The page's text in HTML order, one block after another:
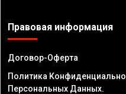
Правовая информация
Договор-Оферта
Политика
Персональных Данных.